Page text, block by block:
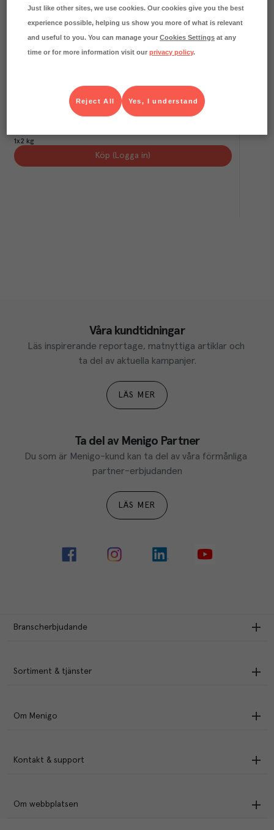
Skogschampinjon Skivad 3mm
Färskvaruhallen Menigo Färskvaror Art.nr.
1x2 kg
Köp (Logga in)
Våra kundtidningar
Läs inspirerande reportage, matnyttiga artiklar och
ta del av aktuella kampanjer.
LÄS MER
Ta del av Menigo Partner
Du som är Menigo-kund kan ta del av våra förmånliga
partner-erbjudanden
LÄS MER
Branscherbjudande
Sortiment & tjänster
Om Menigo
Kontakt & support
Om webbplatsen
Just like other sites, we use cookies. Our cookies give you the best
experience possible, helping us show you more of what is relevant
and useful to you. You can manage yourCookies Settings at any
time or for more information visit ourprivacy policy.
Yes, I understand
Reject All